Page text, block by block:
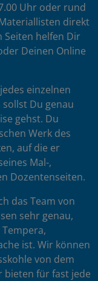
Uhr oder rund
direkt
Seiten helfen Dir
Deinen Online
einzelnen
Du genau
gehst. Du
Werk des
auf die er
Mal-,
Dozentenseiten.
das Team von
sehr genau,
ist. Wir können
von dem
bieten für fast jede